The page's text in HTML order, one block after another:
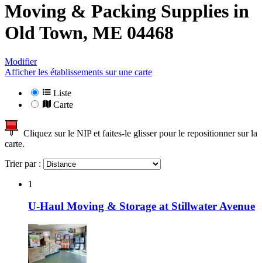
Moving & Packing Supplies in
Old Town, ME 04468
Modifier
Afficher les établissements sur une carte
Liste
Carte
Cliquez sur le NIP et faites-le glisser pour le repositionner sur la
carte.
Trier par :
1
U-Haul Moving & Storage at Stillwater Avenue